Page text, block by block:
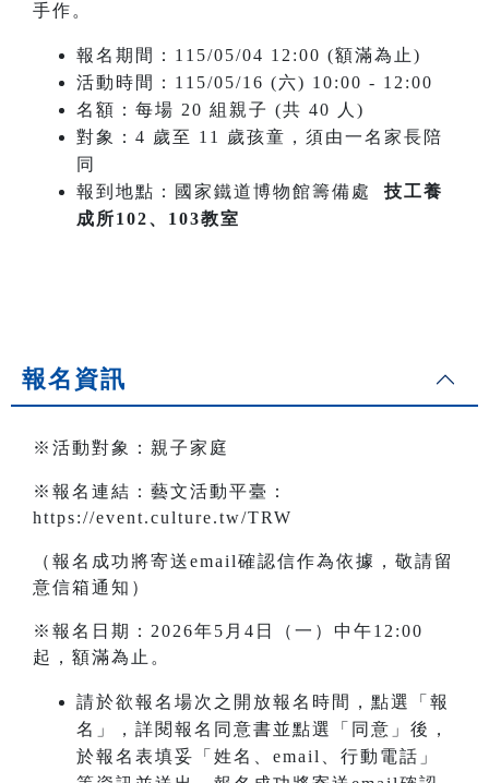
手作。
報名期間：115/05/04 12:00 (額滿為止)
活動時間：115/05/16 (六) 10:00 - 12:00
名額：每場 20 組親子 (共 40 人)
對象：4 歲至 11 歲孩童，須由一名家長陪
同
報到地點：國家鐵道博物館籌備處 技工養
成所102、103教室
報名資訊
※活動對象：親子家庭
※報名連結：藝文活動平臺：
https://event.culture.tw/TRW
（報名成功將寄送email確認信作為依據，敬請留
意信箱通知）
※報名日期：2026年5月4日（一）中午12:00
起，額滿為止。
請於欲報名場次之開放報名時間，點選「報
名」，詳閱報名同意書並點選「同意」後，
於報名表填妥「姓名、email、行動電話」